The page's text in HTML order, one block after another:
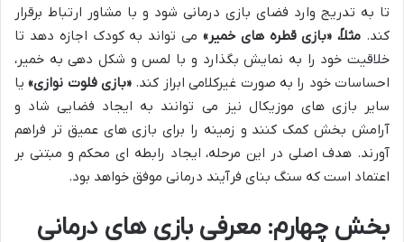
تا به تدریج وارد فضای بازی درمانی شود و با مشاور ارتباط برقرار
کند. مثلاً، «بازی قطره های خمیر» می تواند به کودک اجازه دهد تا
خلاقیت خود را به نمایش بگذارد و با لمس و شکل دهی به خمیر،
احساسات خود را به صورت غیرکلامی ابراز کند. «بازی فلوت نوازی»یا
سایر بازی های موزیکال نیز می توانند به ایجاد فضایی شاد و
آرامش بخش کمک کنند و زمینه را برای بازی های عمیق تر فراهم
آورند. هدف اصلی در این مرحله، ایجاد رابطه ای محکم و مبتنی بر
اعتماد است که سنگ بنای فرآیند درمانی موفق خواهد بود.
بخش چهارم: معرفی بازی های درمانی